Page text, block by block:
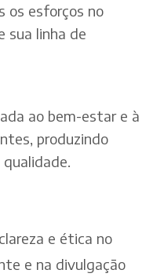
os esforços no
sua linha de
ao bem-estar e à
produzindo
e ética no
e na divulgação